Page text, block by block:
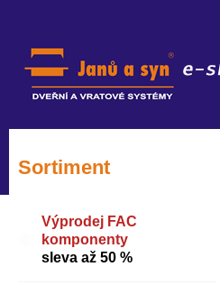
Sortiment
Výprodej FAC
komponenty
sleva až 50 %